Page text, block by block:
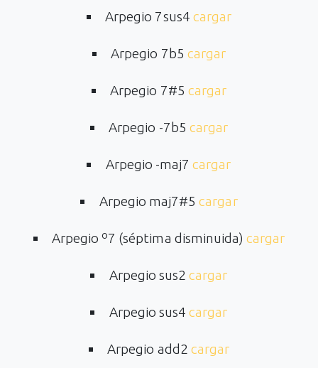
Arpegio 7sus4 cargar
Arpegio 7b5 cargar
Arpegio 7#5 cargar
Arpegio -7b5 cargar
Arpegio -maj7cargar
Arpegio maj7#5cargar
Arpegio º7 (séptima disminuida)cargar
Arpegio sus2cargar
Arpegio sus4cargar
Arpegio add2 cargar